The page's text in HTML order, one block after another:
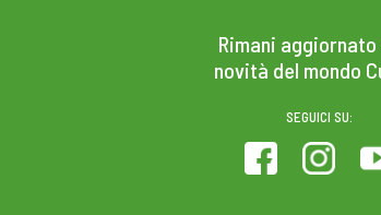
Rimani aggiornato
novità del mondo
SEGUICI SU: